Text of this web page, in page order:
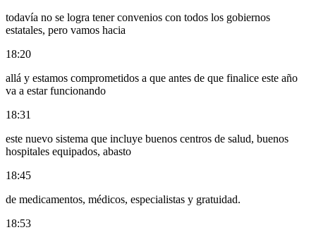
todavía no se logra tener convenios con todos los gobiernos
estatales, pero vamos hacia
18:20
allá y estamos comprometidos a que antes de que finalice este año
va a estar funcionando
18:31
este nuevo sistema que incluye buenos centros de salud, buenos
hospitales equipados, abasto
18:45
de medicamentos, médicos, especialistas y gratuidad.
18:53